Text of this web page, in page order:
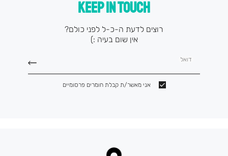
KEEP IN TOUCH
רוצים לדעת ה-כ-ל לפני כולם?
אין שום בעיה :)
דואל
אני מאשר/ת קבלת חומרים פרסומיים